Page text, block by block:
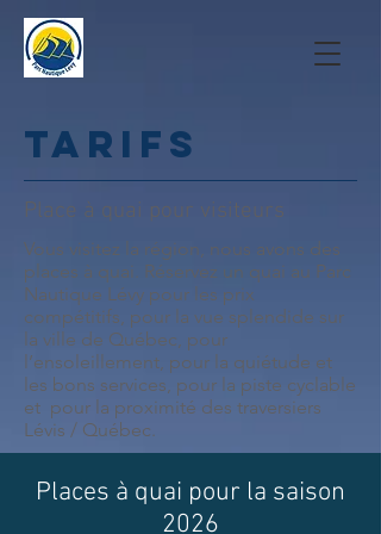
tarifs
Place à quai pour visiteurs
Vous visitez la région, nous avons des
places à quai. Réservez un quai au Parc
Nautique Lévy pour les prix
compétitifs, pour la vue splendide sur
la ville de Québec, pour
l’ensoleillement, pour la quiétude et
les bons services, pour la piste cyclable
et pour la proximité des traversiers
Lévis / Québec.
Places à quai pour la saison
2026